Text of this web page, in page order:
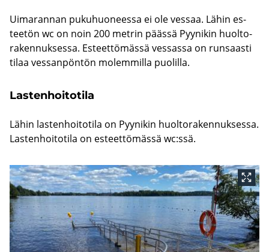
Ui­ma­ran­nan pu­ku­huo­nees­sa ei ole ves­saa. Lähin es­
tee­tön wc on noin 200 met­rin pääs­sä Pyy­ni­kin huol­to­
ra­ken­nuk­ses­sa. Es­teet­tö­mäs­sä ves­sas­sa on run­saas­ti
tilaa ves­san­pön­tön mo­lem­mil­la puo­lil­la.
Las­ten­hoi­to­ti­la
Lähin las­ten­hoi­to­ti­la on Pyy­ni­kin huol­to­ra­ken­nuk­ses­sa.
Las­ten­hoi­to­ti­la on es­teet­tö­mäs­sä wc:ssä.